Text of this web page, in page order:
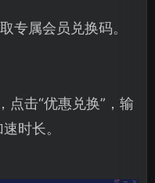
专属会员兑换码。
点击“优惠兑换”，输
时长。